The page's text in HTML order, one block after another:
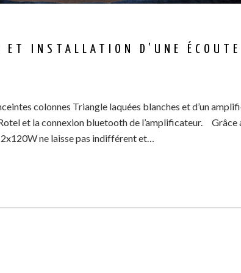
ET INSTALLATION D’UNE
colonnes Triangle laquées blanches et d’un
et la connexion bluetooth de l’amplificateur. Grâce
2x120W ne laisse pas indifférent et…